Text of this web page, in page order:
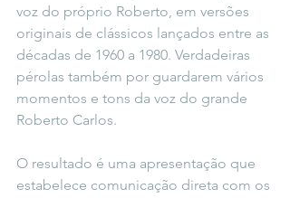
voz do próprio Roberto, em versões
originais de clássicos lançados entre as
décadas de 1960 a 1980. Verdadeiras
pérolas também por guardarem vários
momentos e tons da voz do grande
Roberto Carlos.
O resultado é uma apresentação que
estabelece comunicação direta com os